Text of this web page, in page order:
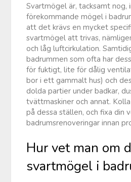
Svartmögel är, tacksamt
förekommande mögel i
att det krävs en mycket
svartmögel att trivas,
och låg luftcirkulation.
badrummen som ofta har
för fuktigt, lite för dålig
bor i ett gammalt hus) och
dolda partier under badkar,
tvättmaskiner och annat.
på dessa ställen, och fixa din
badrumsrenoveringar innan
Hur vet man om
svartmögel i